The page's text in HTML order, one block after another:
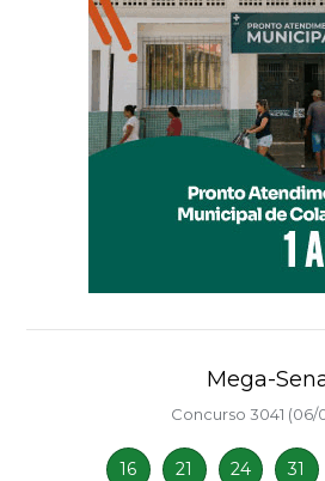
Mega-
Concurso 3041 (06/
16 21 24 31